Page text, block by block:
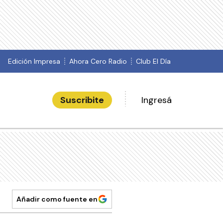
Edición Impresa Ahora Cero Radio Club El Día
Suscribite Ingresá
Añadir como fuente en